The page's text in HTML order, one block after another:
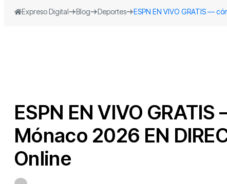
Expreso Digital Blog Deportes ESPN EN VIVO GRATIS —
ESPN EN VIVO
Mónaco 2026 EN
Online